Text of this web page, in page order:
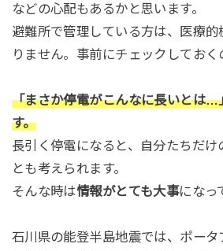
などの心配もあるかと思います。
避難所で管理している方は、医療
りません。事前にチェックしておく
「まさか停電がこんなに長いとは…
す。
長引く停電になると、自分たちだけ
とも考えられます。
そんな時は情報がとても大事になっ
石川県の能登半島地震では、ポー